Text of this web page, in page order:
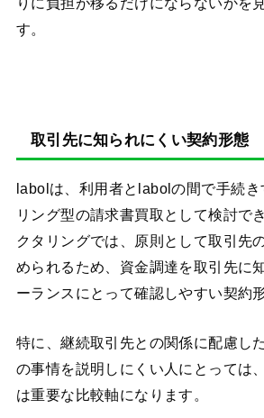
す。
取引先に知られにくい契約形態
labolは、利用者とlabolの間で手続き
リング型の請求書買取として検討で
クタリングでは、原則として取引先
められるため、資金調達を取引先に
ーランスにとって確認しやすい契約
特に、継続取引先との関係に配慮し
の事情を説明しにくい人にとっては
は重要な比較軸になります。